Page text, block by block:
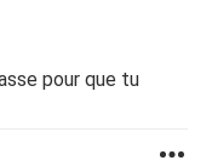
pour que tu